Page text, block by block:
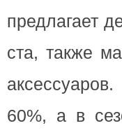
предлагает
ста, также
60%, а в